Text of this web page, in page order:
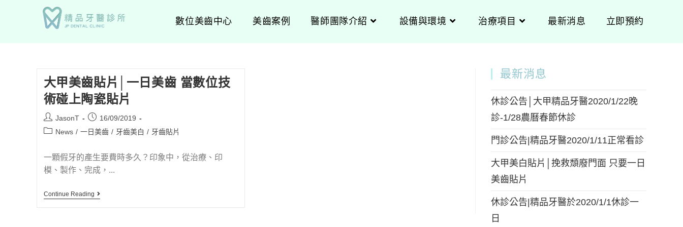
數位美齒中心 美齒案例 醫師團隊介紹 設備與環境 治療項目 最新消息 立即預約
大甲美齒貼片│一日美齒 當數位技
術碰上陶瓷貼片
JasonT
16/09/2019
News / 一日美齒 / 牙齒美白 / 牙齒貼片
一顆假牙的產生要費時多久？印象中，從治療、印
模、製作、完成，...
Continue Reading
最新消息
休診公告│大甲精品牙醫2020/1/22晚
診-1/28農曆春節休診
門診公告|精品牙醫2020/1/11正常看診
大甲美白貼片│挽救頹廢門面 只要一日
美齒貼片
休診公告|精品牙醫於2020/1/1休診一
日